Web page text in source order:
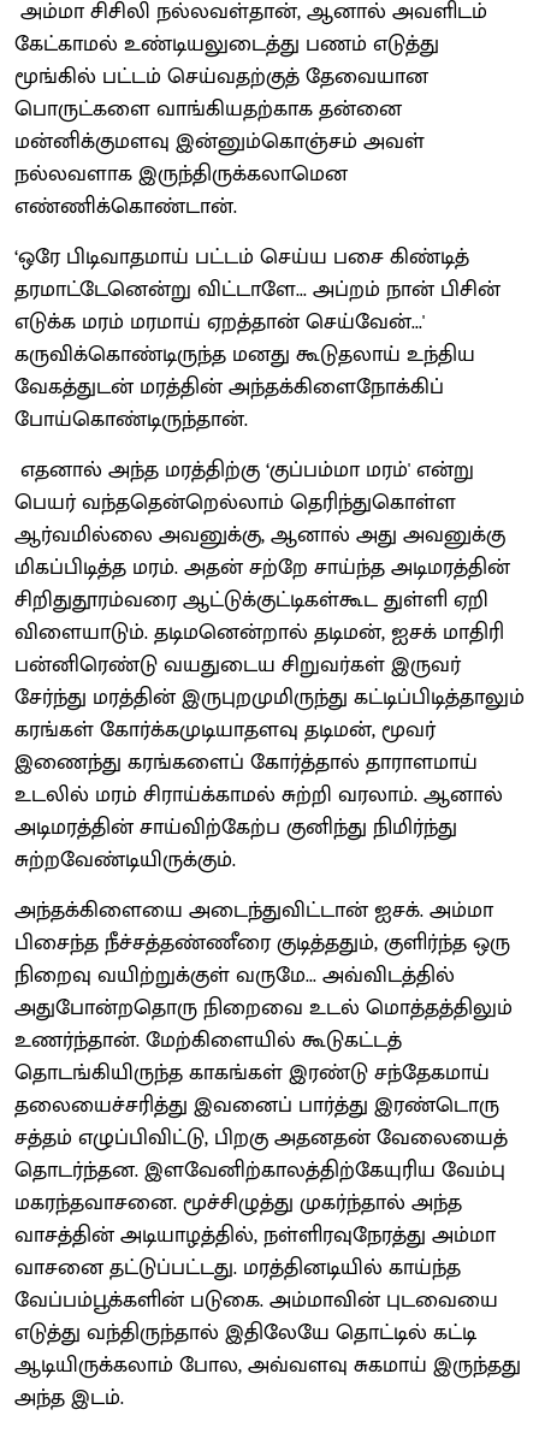
அம்மா சிசிலி நல்லவள்தான், ஆனால் அவளிடம்
கேட்காமல் உண்டியலுடைத்து பணம் எடுத்து
மூங்கில் பட்டம் செய்வதற்குத் தேவையான
பொருட்களை வாங்கியதற்காக தன்னை
மன்னிக்குமளவு இன்னும்கொஞ்சம் அவள்
நல்லவளாக இருந்திருக்கலாமென
எண்ணிக்கொண்டான்.
‘ஒரே பிடிவாதமாய் பட்டம் செய்ய பசை கிண்டித்
தரமாட்டேனென்று விட்டாளே... அப்றம் நான் பிசின்
எடுக்க மரம் மரமாய் ஏறத்தான் செய்வேன்...'
கருவிக்கொண்டிருந்த மனது கூடுதலாய் உந்திய
வேகத்துடன் மரத்தின் அந்தக்கிளைநோக்கிப்
போய்கொண்டிருந்தான்.
எதனால் அந்த மரத்திற்கு ‘குப்பம்மா மரம்' என்று
பெயர் வந்ததென்றெல்லாம் தெரிந்துகொள்ள
ஆர்வமில்லை அவனுக்கு, ஆனால் அது அவனுக்கு
மிகப்பிடித்த மரம். அதன் சற்றே சாய்ந்த அடிமரத்தின்
சிறிதுதூரம்வரை ஆட்டுக்குட்டிகள்கூட துள்ளி ஏறி
விளையாடும். தடிமனென்றால் தடிமன், ஐசக் மாதிரி
பன்னிரெண்டு வயதுடைய சிறுவர்கள் இருவர்
சேர்ந்து மரத்தின் இருபுறமுமிருந்து கட்டிப்பிடித்தாலும்
கரங்கள் கோர்க்கமுடியாதளவு தடிமன், மூவர்
இணைந்து கரங்களைப் கோர்த்தால் தாராளமாய்
உடலில் மரம் சிராய்க்காமல் சுற்றி வரலாம். ஆனால்
அடிமரத்தின் சாய்விற்கேற்ப குனிந்து நிமிர்ந்து
சுற்றவேண்டியிருக்கும்.
அந்தக்கிளையை அடைந்துவிட்டான் ஐசக். அம்மா
பிசைந்த நீச்சத்தண்ணீரை குடித்ததும், குளிர்ந்த ஒரு
நிறைவு வயிற்றுக்குள் வருமே... அவ்விடத்தில்
அதுபோன்றதொரு நிறைவை உடல் மொத்தத்திலும்
உணர்ந்தான். மேற்கிளையில் கூடுகட்டத்
தொடங்கியிருந்த காகங்கள் இரண்டு சந்தேகமாய்
தலையைச்சரித்து இவனைப் பார்த்து இரண்டொரு
சத்தம் எழுப்பிவிட்டு, பிறகு அதனதன் வேலையைத்
தொடர்ந்தன. இளவேனிற்காலத்திற்கேயுரிய வேம்பு
மகரந்தவாசனை. மூச்சிழுத்து முகர்ந்தால் அந்த
வாசத்தின் அடியாழத்தில், நள்ளிரவுநேரத்து அம்மா
வாசனை தட்டுப்பட்டது. மரத்தினடியில் காய்ந்த
வேப்பம்பூக்களின் படுகை. அம்மாவின் புடவையை
எடுத்து வந்திருந்தால் இதிலேயே தொட்டில் கட்டி
ஆடியிருக்கலாம் போல, அவ்வளவு சுகமாய் இருந்தது
அந்த இடம்.